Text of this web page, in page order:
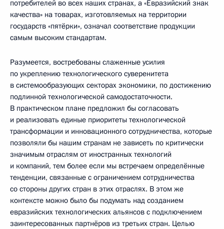
потребителей во всех наших странах, а «Евразийский знак
качества» на товарах, изготовляемых на территории
государств «пятёрки», означал соответствие продукции
самым высоким стандартам.
Разумеется, востребованы слаженные усилия
по укреплению технологического суверенитета
в системообразующих секторах экономики, по достижению
подлинной технологической самодостаточности.
В практическом плане предложил бы согласовать
и реализовать единые приоритеты технологической
трансформации и инновационного сотрудничества, которые
позволяли бы нашим странам не зависеть по критически
значимым отраслям от иностранных технологий
и компаний, тем более если мы встречаем определённые
тенденции, связанные с ограничением сотрудничества
со стороны других стран в этих отраслях. В этом же
контексте можно было бы подумать над созданием
евразийских технологических альянсов с подключением
заинтересованных партнёров из третьих стран. Целью